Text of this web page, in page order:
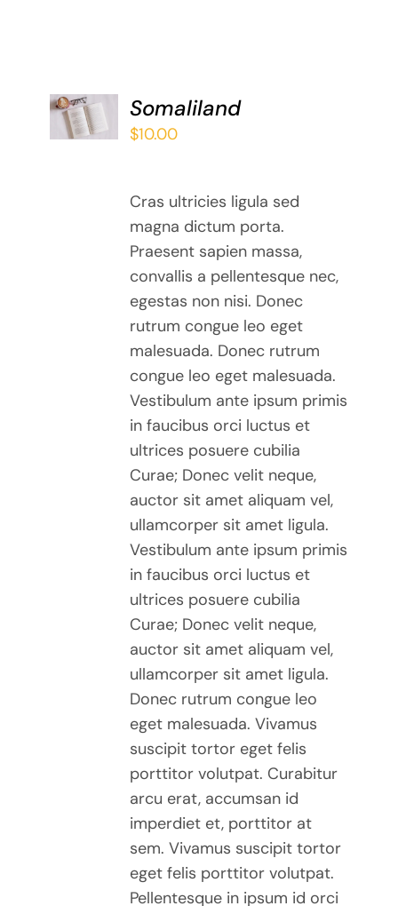
ADD TO
BASKET
/
Somaliland
$10.00
Cras ultricies ligula sed
magna dictum porta.
Praesent sapien massa,
convallis a pellentesque nec,
egestas non nisi. Donec
rutrum congue leo eget
malesuada. Donec rutrum
congue leo eget malesuada.
Vestibulum ante ipsum primis
in faucibus orci luctus et
ultrices posuere cubilia
Curae; Donec velit neque,
auctor sit amet aliquam vel,
ullamcorper sit amet ligula.
Vestibulum ante ipsum primis
in faucibus orci luctus et
ultrices posuere cubilia
Curae; Donec velit neque,
auctor sit amet aliquam vel,
ullamcorper sit amet ligula.
Donec rutrum congue leo
eget malesuada. Vivamus
suscipit tortor eget felis
porttitor volutpat. Curabitur
arcu erat, accumsan id
imperdiet et, porttitor at
sem. Vivamus suscipit tortor
eget felis porttitor volutpat.
Pellentesque in ipsum id orci